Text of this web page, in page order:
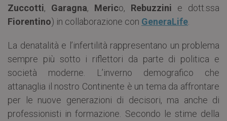
Zuccotti, Garagna, Merico, Rebuzzini e dott.ssa
Fiorentino) in collaborazione con GeneraLife
La denatalità e l’infertilità rappresentano un problema
sempre più sotto i riflettori da parte di politica e
società moderne. L’inverno demografico che
attanaglia il nostro Continente è un tema da affrontare
per le nuove generazioni di decisori, ma anche di
professionisti in formazione. Secondo le stime della